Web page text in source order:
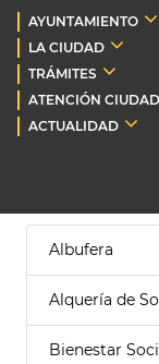
AYUNTAMIENTO
LA CIUDAD
TRÁMITES
ATENCIÓN
ACTUALIDAD
Albufera
Alquería de
Bienestar